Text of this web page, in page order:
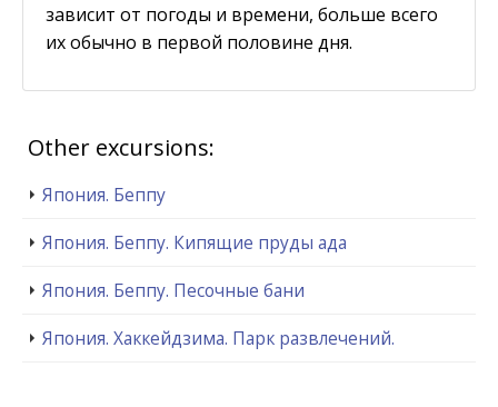
зависит от погоды и времени, больше всего
их обычно в первой половине дня.
Other excursions:
Япония. Беппу
Япония. Беппу. Кипящие пруды ада
Япония. Беппу. Песочные бани
Япония. Хаккейдзима. Парк развлечений.